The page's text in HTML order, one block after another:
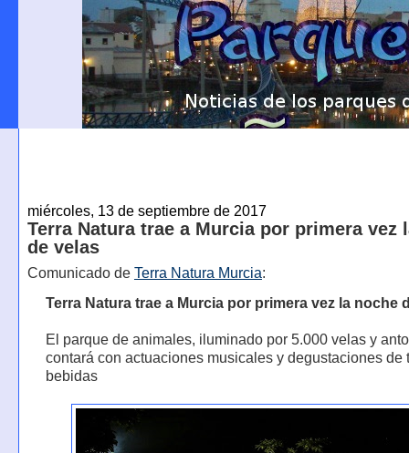
miércoles, 13 de septiembre de 2017
Terra Natura trae a Murcia por primera vez
de velas
Comunicado de Terra Natura Murcia:
Terra Natura trae a Murcia por primera vez la noche
El parque de animales, iluminado por 5.000 velas y
contará con actuaciones musicales y degustaciones de
bebidas